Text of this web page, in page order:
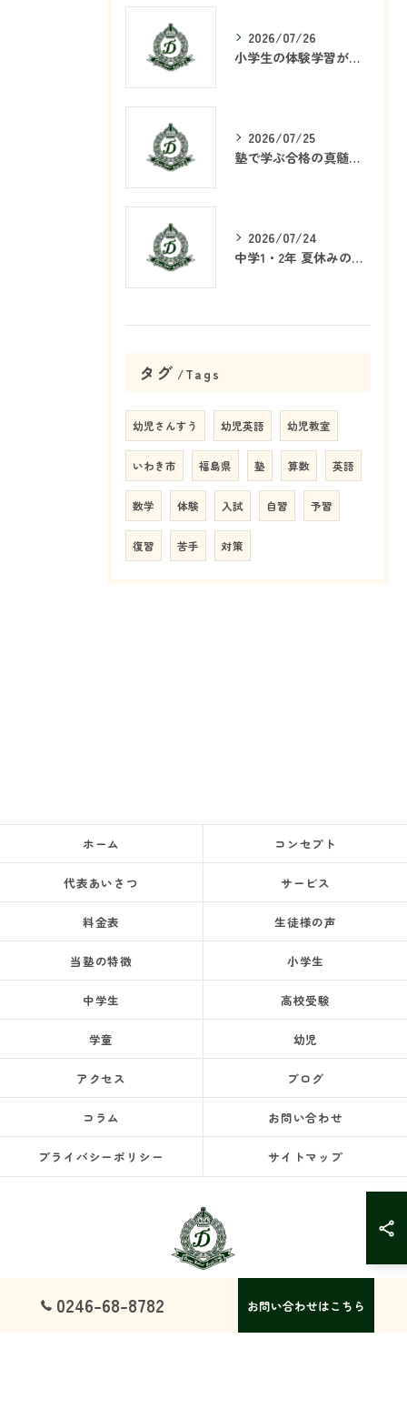
2026/07/26
小学生の体験学習が塾で重要な理由
2026/07/25
塾で学ぶ合格の真髄とは何か
2026/07/24
中学1・2年 夏休みの学習戦略
タグ Tags
幼児さんすう 幼児英語 幼児教室
いわき市 福島県 塾 算数 英語
数学 体験 入試 自習 予習
復習 苦手 対策
0246-68-8782 お問い合わせはこちら
ホーム コンセプト
代表あいさつ サービス
料金表 生徒様の声
当塾の特徴 小学生
中学生 高校受験
学童 幼児
アクセス ブログ
コラム お問い合わせ
プライバシーポリシー サイトマップ
© 2026 福島県いわき市の塾ならドリームスクール ALL RIGHTS RESERVED.